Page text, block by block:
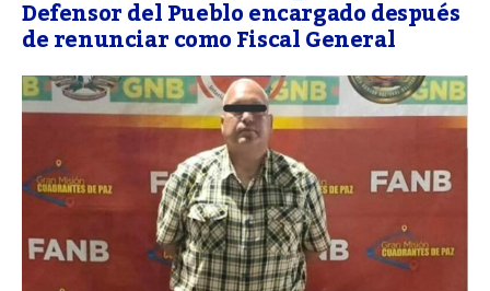
Defensor del Pueblo encargado después
de renunciar como Fiscal General